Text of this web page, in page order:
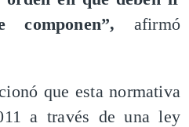
componen”, afirmó
que esta normativa
a través de una ley